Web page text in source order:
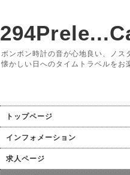
ボンボン時計の音が心地良い、ノス
懐かしい日へのタイムトラベルをお
トップページ
インフォメーション
求人ページ